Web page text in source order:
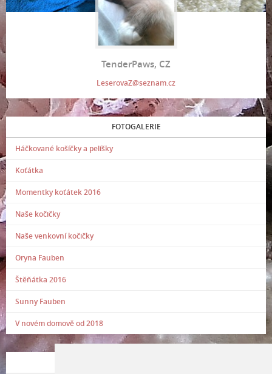
TenderPaws, CZ
LeserovaZ@seznam.cz
FOTOGALERIE
Háčkované košíčky a pelíšky
Koťátka
Momentky koťátek 2016
Naše kočičky
Naše venkovní kočičky
Oryna Fauben
Štěňátka 2016
Sunny Fauben
V novém domově od 2018